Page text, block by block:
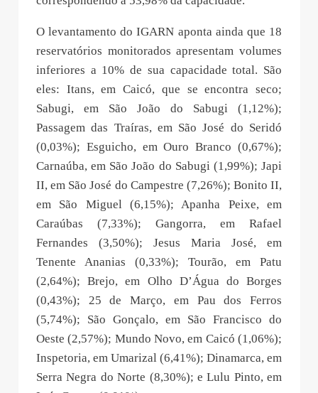
O levantamento do IGARN aponta ainda que 18
reservatórios monitorados apresentam volumes
inferiores a 10% de sua capacidade total. São
eles: Itans, em Caicó, que se encontra seco;
Sabugi, em São João do Sabugi (1,12%);
Passagem das Traíras, em São José do Seridó
(0,03%); Esguicho, em Ouro Branco (0,67%);
Carnaúba, em São João do Sabugi (1,99%); Japi
II, em São José do Campestre (7,26%); Bonito II,
em São Miguel (6,15%); Apanha Peixe, em
Caraúbas (7,33%); Gangorra, em Rafael
Fernandes (3,50%); Jesus Maria José, em
Tenente Ananias (0,33%); Tourão, em Patu
(2,64%); Brejo, em Olho D’Água do Borges
(0,43%); 25 de Março, em Pau dos Ferros
(5,74%); São Gonçalo, em São Francisco do
Oeste (2,57%); Mundo Novo, em Caicó (1,06%);
Inspetoria, em Umarizal (6,41%); Dinamarca, em
Serra Negra do Norte (8,30%); e Lulu Pinto, em